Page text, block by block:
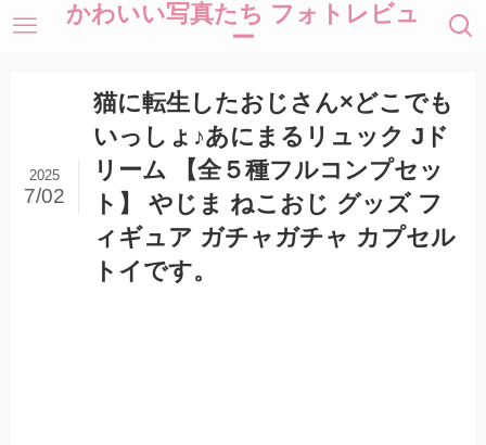
かわいい写真たち フォトレビュ
ー
猫に転生したおじさん×どこでも
いっしょ♪あにまるリュック Jド
リーム 【全５種フルコンプセッ
ト】 やじま ねこおじ グッズ フ
ィギュア ガチャガチャ カプセル
トイです。
2025
7/02